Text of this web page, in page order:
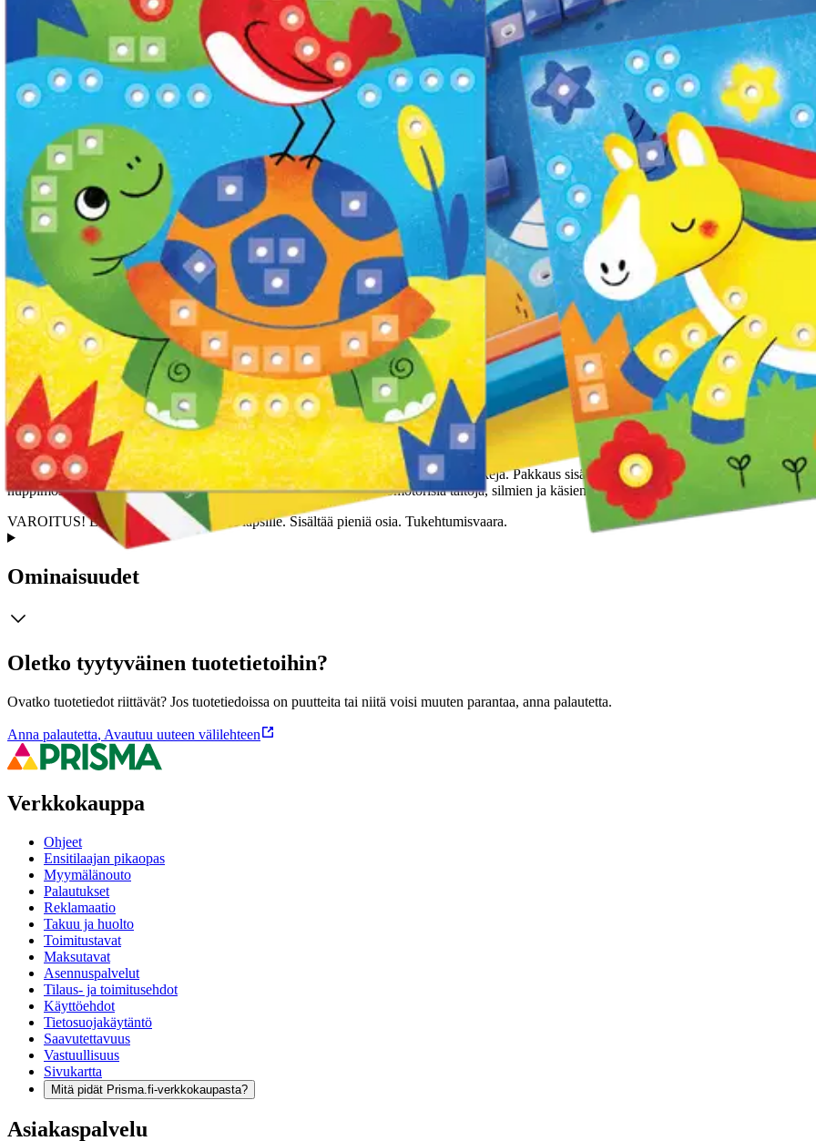
Verkkokaupan hinta
Valitse toimitustapa
Nouto myymälästä
Ilmainen
Siirry valitsemaan myymälä
Toimitus
Ei saatavilla
Ilmainen toimitus yli 100 €:n tilauksille Postin pakettiautomaattiin tai
Etu ei koske Suuri‑lisäpalvelulla toimitettavia tuotteita.
Tarkista myymäläsaatavuus
Tuotekuvaus
Asettele värikkäät palat hauskojen taustakuvien päälle ja luo huikeita nuppimosaiikkeja. Pakkaus sisältää 4 erilaista taustaa, alustan,
nuppimosaiikkipaloja. Nuppimosaiikkiaskartelu kehittää mm. hienomotorisia taitoja, silmien ja käsien yhteistyötä ja luovaa ajattelua.
VAROITUS! Ei sovellu alle 3-vuotiaille lapsille. Sisältää pieniä osia. Tukehtumisvaara.
Ominaisuudet
Oletko tyytyväinen tuotetietoihin?
Ovatko tuotetiedot riittävät? Jos tuotetiedoissa on puutteita tai niitä voisi muuten parantaa, anna palautetta.
Anna palautetta, Avautuu uuteen välilehteen
Verkkokauppa
Ohjeet
Ensitilaajan pikaopas
Myymälänouto
Palautukset
Reklamaatio
Takuu ja huolto
Toimitustavat
Maksutavat
Asennuspalvelut
Tilaus- ja toimitusehdot
Käyttöehdot
Tietosuojakäytäntö
Saavutettavuus
Vastuullisuus
Sivukartta
Mitä pidät Prisma.fi-verkkokaupasta?
Asiakaspalvelu